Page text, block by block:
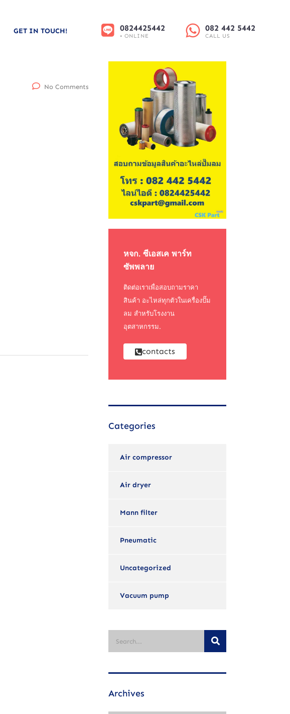
GET IN TOUCH! 0824425442
• ONLINE
082 442 5442
CALL US
No Comments
หจก. ซีเอสเค พาร์ท
ซัพพลาย
ติดต่อเราเพื่อสอบถามราคา
สินค้า อะไหล่ทุกตัวในเครื่องปั๊ม
ลม สำหรับโรงงาน
อุตสาหกรรม.
contacts
Categories
Air compressor
Air dryer
Mann filter
Pneumatic
Uncategorized
Vacuum pump
Archives